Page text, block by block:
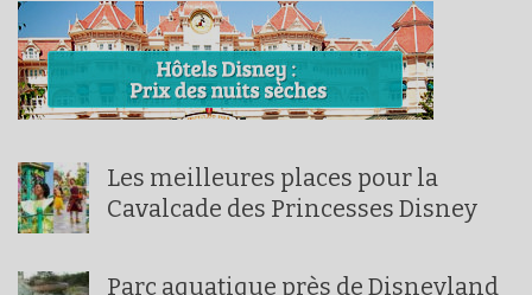
Les meilleures places pour la
Cavalcade des Princesses Disney
Parc aquatique près de Disneyland